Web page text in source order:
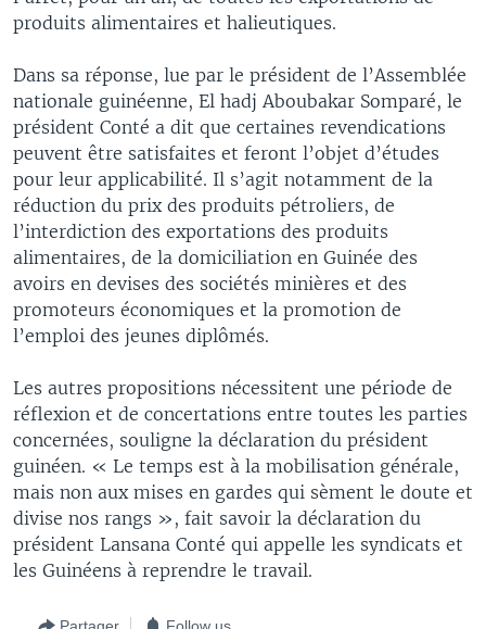
produits alimentaires et halieutiques.
Dans sa réponse, lue par le président de l’Assemblée
nationale guinéenne, El hadj Aboubakar Somparé, le
président Conté a dit que certaines revendications
peuvent être satisfaites et feront l’objet d’études
pour leur applicabilité. Il s’agit notamment de la
réduction du prix des produits pétroliers, de
l’interdiction des exportations des produits
alimentaires, de la domiciliation en Guinée des
avoirs en devises des sociétés minières et des
promoteurs économiques et la promotion de
l’emploi des jeunes diplômés.
Les autres propositions nécessitent une période de
réflexion et de concertations entre toutes les parties
concernées, souligne la déclaration du président
guinéen. « Le temps est à la mobilisation générale,
mais non aux mises en gardes qui sèment le doute et
divise nos rangs », fait savoir la déclaration du
président Lansana Conté qui appelle les syndicats et
les Guinéens à reprendre le travail.
Partager Follow us